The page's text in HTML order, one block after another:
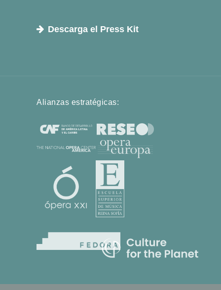
Descarga el Press Kit
Alianzas estratégicas: